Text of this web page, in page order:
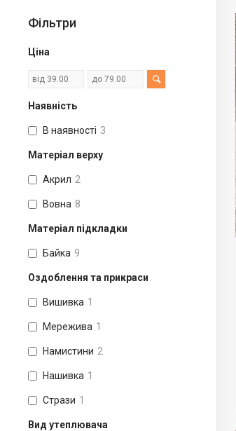
Фільтри
Ціна
Наявність
В наявності 3
Матеріал верху
Акрил 2
Вовна 8
Матеріал підкладки
Байка 9
Оздоблення та прикраси
Вишивка 1
Мережива 1
Намистини 2
Нашивка 1
Стрази 1
Вид утеплювача